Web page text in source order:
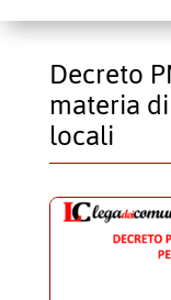
Decreto
materia
locali